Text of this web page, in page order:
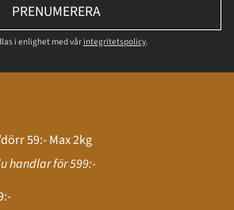
PRENUMERERA
i enlighet med vårintegritetspolicy.
59:- Max 2kg
handlar för 599:-